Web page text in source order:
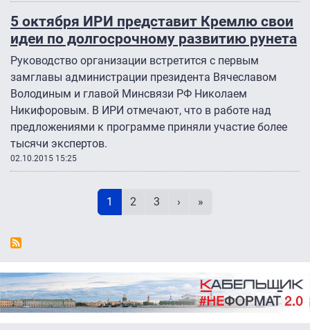
5 октября ИРИ представит Кремлю свои
идеи по долгосрочному развитию рунета
Руководство организации встретится с первым
замглавы администрации президента Вячеславом
Володиным и главой Минсвязи РФ Николаем
Никифоровым. В ИРИ отмечают, что в работе над
предложениями к программе приняли участие более
тысячи экспертов.
02.10.2015 15:25
Текущая страница
1 Page
2 Page
3 Следующая страница
› Последняя страница
»